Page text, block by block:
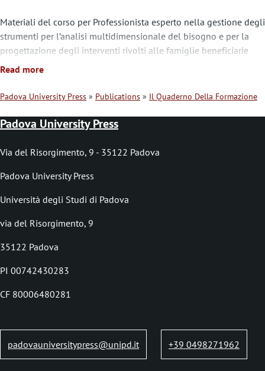
Materiali del corso per Professionista esperto nella gestione degli
strumenti per l’analisi multidimensionale del bisogno e per la
progettazione degli interventi rivolti alle famiglie beneficiarie
della misura di contrasto alla povertà e sostegno al reddito.
Read more
B
r
e
a
d
c
u
m
b
Padova University Press Publications Il Quaderno Della Formazione
Padova University Press
Via del Risorgimento, 9 - 35122 Padova
Padova University Press
Università degli Studi di Padova
via del Risorgimento, 9
35122 Padova
PI 00742430283
CF 80006480281
padovauniversitypress@unipd.it +39 0498271962